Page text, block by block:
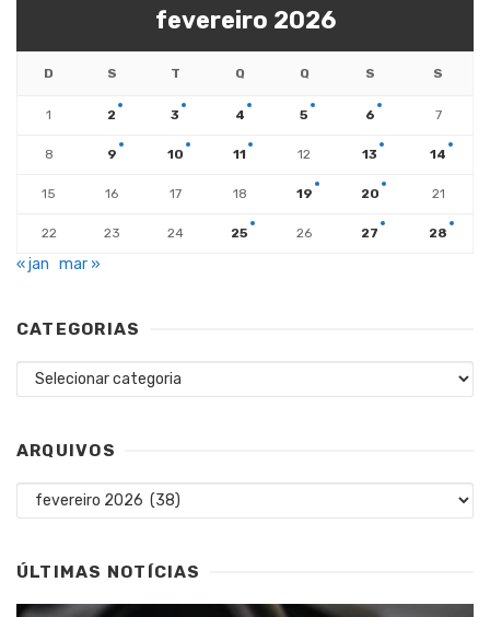
fevereiro 2026
D S T Q Q S S
1 2 3 4 5 6 7
8 9 10 11 12 13 14
15 16 17 18 19 20 21
22 23 24 25 26 27 28
« jan mar »
CATEGORIAS
Categorias
ARQUIVOS
Arquivos
ÚLTIMAS NOTÍCIAS